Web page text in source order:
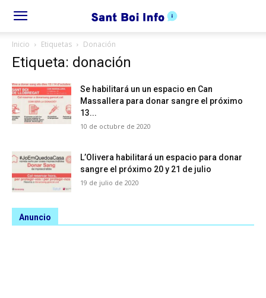
Inicio Etiquetas Donación
Etiqueta: donación
Se habilitará un un espacio en Can
Massallera para donar sangre el próximo
13...
10 de octubre de 2020
L’Olivera habilitará un espacio para donar
sangre el próximo 20 y 21 de julio
19 de julio de 2020
Anuncio